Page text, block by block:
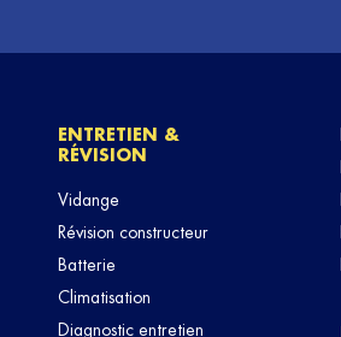
ENTRETIEN &
RÉVISION
Vidange
Révision constructeur
Batterie
Climatisation
Diagnostic entretien